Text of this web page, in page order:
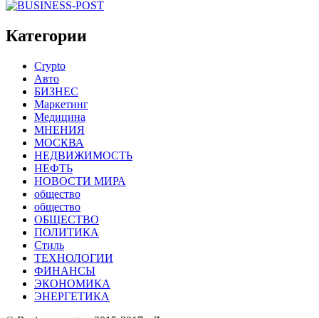
Категории
Crypto
Авто
БИЗНЕС
Маркетинг
Медицина
МНЕНИЯ
МОСКВА
НЕДВИЖИМОСТЬ
НЕФТЬ
НОВОСТИ МИРА
общество
общество
ОБЩЕСТВО
ПОЛИТИКА
Стиль
ТЕХНОЛОГИИ
ФИНАНСЫ
ЭКОНОМИКА
ЭНЕРГЕТИКА